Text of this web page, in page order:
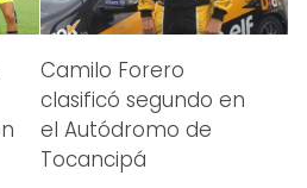
Camilo Forero
clasificó segundo en
el Autódromo de
Tocancipá